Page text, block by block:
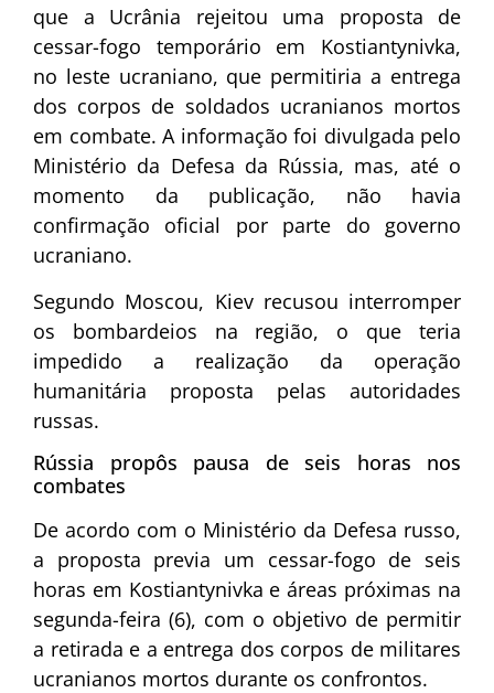
que a Ucrânia rejeitou uma proposta de
cessar-fogo temporário em Kostiantynivka,
no leste ucraniano, que permitiria a entrega
dos corpos de soldados ucranianos mortos
em combate. A informação foi divulgada pelo
Ministério da Defesa da Rússia, mas, até o
momento da publicação, não havia
confirmação oficial por parte do governo
ucraniano.
Segundo Moscou, Kiev recusou interromper
os bombardeios na região, o que teria
impedido a realização da operação
humanitária proposta pelas autoridades
russas.
Rússia propôs pausa de seis horas nos
combates
De acordo com o Ministério da Defesa russo,
a proposta previa um cessar-fogo de seis
horas em Kostiantynivka e áreas próximas na
segunda-feira (6), com o objetivo de permitir
a retirada e a entrega dos corpos de militares
ucranianos mortos durante os confrontos.